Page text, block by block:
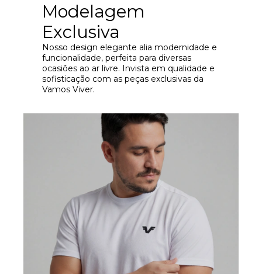
Modelagem
Exclusiva
Nosso design elegante alia modernidade e
funcionalidade, perfeita para diversas
ocasiões ao ar livre. Invista em qualidade e
sofisticação com as peças exclusivas da
Vamos Viver.